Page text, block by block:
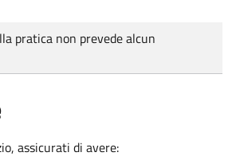
pratica non prevede alcun
assicurati di avere: